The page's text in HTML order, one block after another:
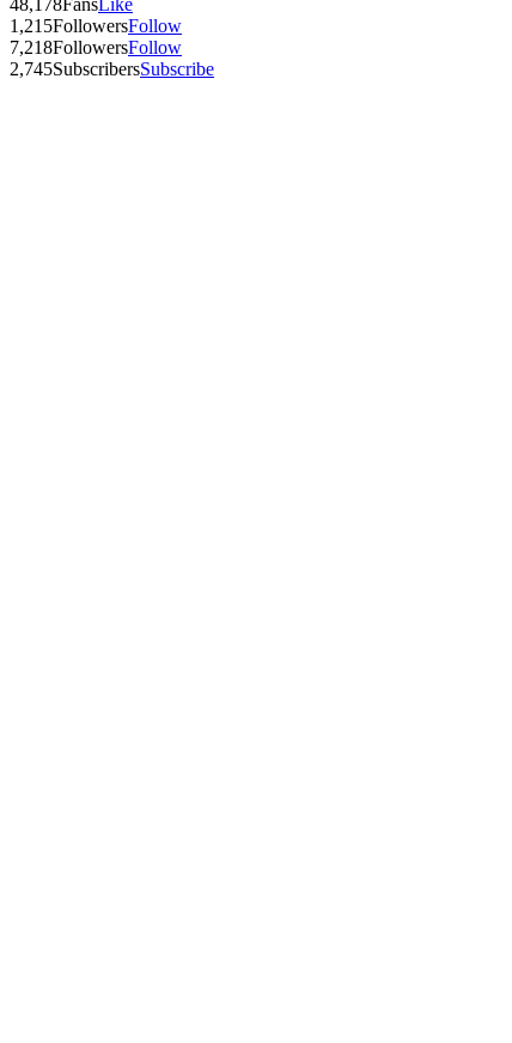
1,215FollowersFollow
7,218FollowersFollow
2,745SubscribersSubscribe